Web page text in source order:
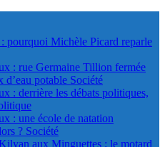
pourquoi Michèle Picard reparle
: rue Germaine Tillion fermée
d’eau potable Société
: derrière les débats politiques,
: une école de natation
? Société
aux Minguettes : le motard